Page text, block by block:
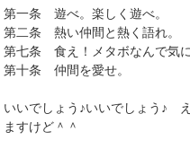
第一条 遊べ。楽しく遊べ。
第二条 熱い仲間と熱く語れ。
第七条 食え！メタボなんで気に
第十条 仲間を愛せ。
いいでしょう♪いいでしょう♪
ますけど＾＾